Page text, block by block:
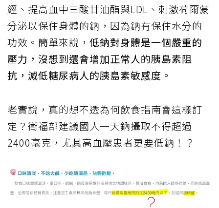
經、提高血中三酸甘油酯與LDL、刺激荷爾蒙
分泌以保住身體的鈉，因為鈉有保住水分的
功效。簡單來說， 低鈉對身體是一個嚴重的
壓力，沒想到還會增加正常人的胰島素阻
抗，減低糖尿病人的胰島素敏感度。
老實說，真的想不透為何飲食指南會這樣訂
定？衛福部建議國人一天鈉攝取不得超過
2400毫克，尤其高血壓患者更要低鈉！？